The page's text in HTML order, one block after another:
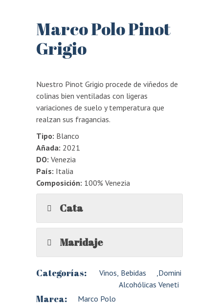
Marco Polo Pinot
Grigio
Nuestro Pinot Grigio procede de viñedos de
colinas bien ventiladas con ligeras
variaciones de suelo y temperatura que
realzan sus fragancias.
Tipo: Blanco
Añada: 2021
DO: Venezia
País: Italia
Composición: 100% Venezia
Cata
Maridaje
Categorías: Vinos, Bebidas
Alcohólicas
,Domini
Veneti
Marca: Marco Polo